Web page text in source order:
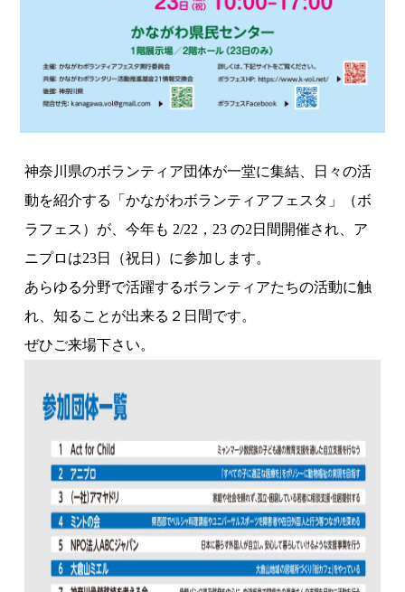
神奈川県のボランティア団体が一堂に集結、日々の活
動を紹介する「かながわボランティアフェスタ」（ボ
ラフェス）が、今年も 2/22，23 の2日間開催され、ア
ニプロは23日（祝日）に参加します。
あらゆる分野で活躍するボランティアたちの活動に触
れ、知ることが出来る２日間です。
ぜひご来場下さい。